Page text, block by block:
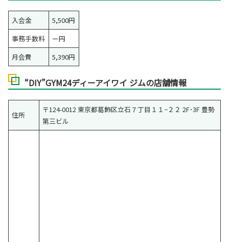
入会金
5,500円
事務手数料
ー円
月会費
5,390円
“DIY”GYM24ディーアイワイ ジムの店舗情報
住所
〒124-0012 東京都葛飾区立石７丁目１１−２２ 2F･3F 豊勢
第三ビル